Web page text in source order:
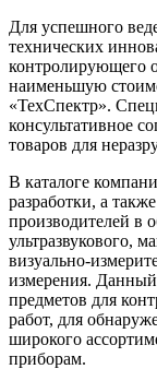
Для успешного
технических
контролирующего
наименьшую
«ТехСпектр».
консультативное
товаров для
В каталоге
разработки, а
производителей в
ультразвукового,
визуально-
измерения. Данный
предметов для
работ, для
широкого
приборам.